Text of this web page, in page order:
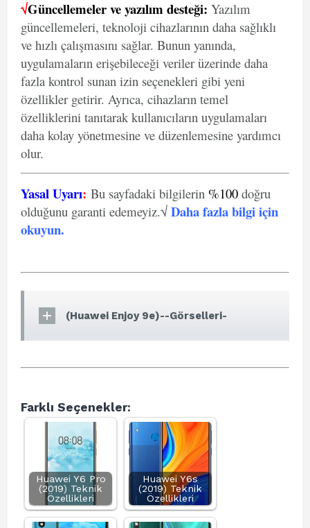
√Güncellemeler ve yazılım desteği: Yazılım
güncellemeleri, teknoloji cihazlarının daha sağlıklı
ve hızlı çalışmasını sağlar. Bunun yanında,
uygulamaların erişebileceği veriler üzerinde daha
fazla kontrol sunan izin seçenekleri gibi yeni
özellikler getirir. Ayrıca, cihazların temel
özelliklerini tanıtarak kullanıcıların uygulamaları
daha kolay yönetmesine ve düzenlemesine yardımcı
olur.
Yasal Uyarı: Bu sayfadaki bilgilerin %100 doğru
olduğunu garanti edemeyiz.√ Daha fazla bilgi için
okuyun.
(Huawei Enjoy 9e)--Görselleri-
Farklı Seçenekler:
Huawei Y6 Pro
(2019) Teknik
Özellikleri
Huawei Y6s
(2019) Teknik
Özellikleri